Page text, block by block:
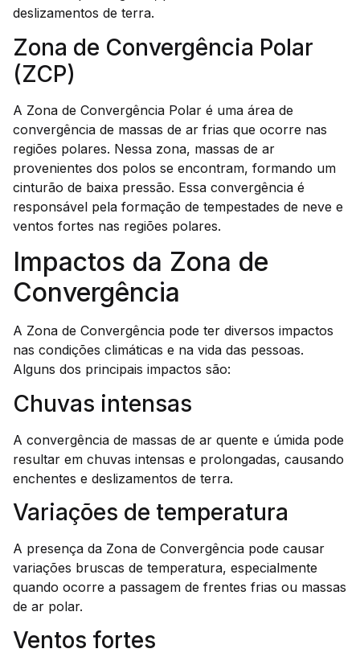
deslizamentos de terra.
Zona de Convergência Polar
(ZCP)
A Zona de Convergência Polar é uma área de
convergência de massas de ar frias que ocorre nas
regiões polares. Nessa zona, massas de ar
provenientes dos polos se encontram, formando um
cinturão de baixa pressão. Essa convergência é
responsável pela formação de tempestades de neve e
ventos fortes nas regiões polares.
Impactos da Zona de
Convergência
A Zona de Convergência pode ter diversos impactos
nas condições climáticas e na vida das pessoas.
Alguns dos principais impactos são:
Chuvas intensas
A convergência de massas de ar quente e úmida pode
resultar em chuvas intensas e prolongadas, causando
enchentes e deslizamentos de terra.
Variações de temperatura
A presença da Zona de Convergência pode causar
variações bruscas de temperatura, especialmente
quando ocorre a passagem de frentes frias ou massas
de ar polar.
Ventos fortes